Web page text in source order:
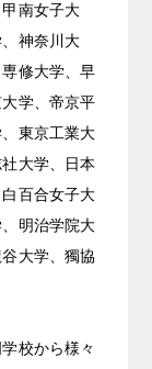
南女子大
神奈川大
修大学、早
学、帝京平
東京工業大
大学、日本
百合女子大
明治学院大
大学、獨協
校から様々